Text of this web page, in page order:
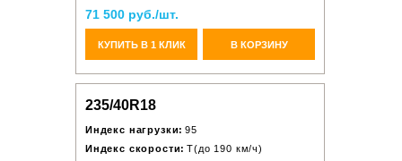
71 500 руб./шт.
КУПИТЬ В 1 КЛИК В КОРЗИНУ
235/40R18
Индекс нагрузки: 95
Индекс скорости: T(до 190 км/ч)